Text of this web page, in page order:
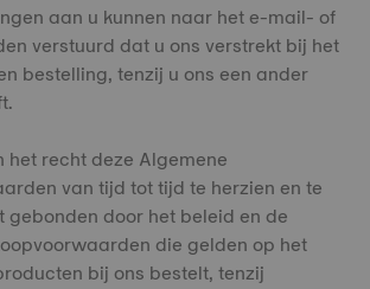
aan u kunnen naar het e-mail- of
verstuurd dat u ons verstrekt bij het
bestelling, tenzij u ons een ander
het recht deze Algemene
van tijd tot tijd te herzien en te
gebonden door het beleid en de
die gelden op het
bij ons bestelt, tenzij